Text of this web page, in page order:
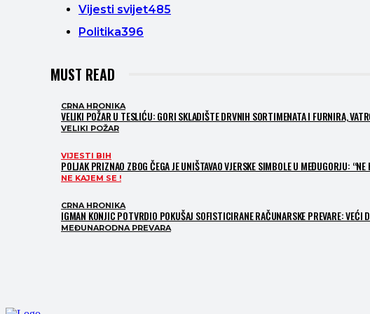
Vijesti svijet485
Politika396
MUST READ
CRNA HRONIKA
VELIKI POŽAR U TESLIĆU: GORI SKLADIŠTE DRVNIH SORTIMENATA I FURNIRA,
VELIKI POŽAR
VIJESTI BIH
POLJAK PRIZNAO ZBOG ČEGA JE UNIŠTAVAO VJERSKE SIMBOLE U MEĐUGORJU:
NE KAJEM SE !
CRNA HRONIKA
IGMAN KONJIC POTVRDIO POKUŠAJ SOFISTICIRANE RAČUNARSKE PREVARE: VEĆI
MEĐUNARODNA PREVARA